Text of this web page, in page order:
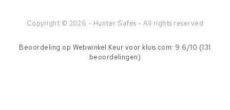
Copyright © 2026 - Hunter Safes - All rights reserved
Beoordeling op Webwinkel Keur voor kluis.com: 9.6/10 (131
beoordelingen)